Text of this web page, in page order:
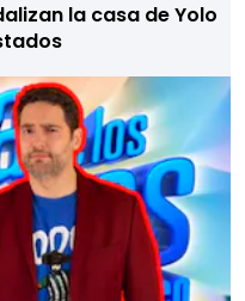
la casa de Yolo